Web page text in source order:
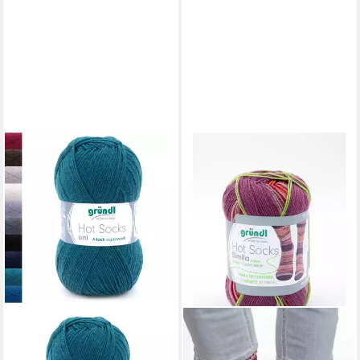
GRÜNDL
Bastelnaturmaterial Gründl
Sockenwolle Hot Socks